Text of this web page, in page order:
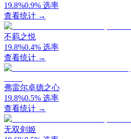
19.8%0.9% 选率
查看统计 →
不羁之悦
19.8%0.4% 选率
查看统计 →
弗雷尔卓德之心
19.8%0.5% 选率
查看统计 →
无双剑姬